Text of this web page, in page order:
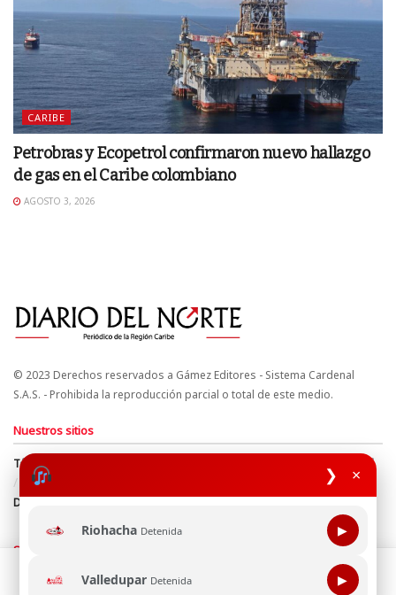
❯ ×
Riohacha Detenida ▶
Valledupar Detenida ▶
CARIBE
Petrobras y Ecopetrol confirmaron nuevo hallazgo
de gas en el Caribe colombiano
AGOSTO 3, 2026
© 2023 Derechos reservados a Gámez Editores - Sistema Cardenal
S.A.S. - Prohibida la reproducción parcial o total de este medio.
Nuestros sitios
Términos y Condiciones
Derechos de Autor y Propiedad Intelectual
Política de uso de cookies
Política de Tratamiento de Datos
Directrices Editoriales
Síguenos
Esta página web usa cookie para mejorar tu experiencia de
navegación, al continuar aceptas nuestra política de uso de